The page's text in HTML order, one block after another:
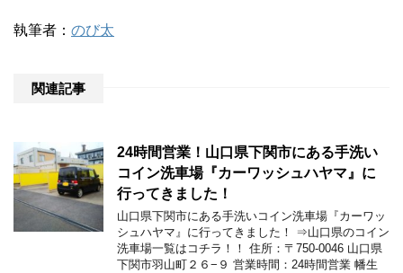
執筆者： のび太
関連記事
24時間営業！山口県下関市にある手洗い
コイン洗車場『カーワッシュハヤマ』に
行ってきました！
山口県下関市にある手洗いコイン洗車場『カーワッ
シュハヤマ』に行ってきました！ ⇒山口県のコイン
洗車場一覧はコチラ！！ 住所：〒750-0046 山口県
下関市羽山町２６−９ 営業時間：24時間営業 幡生